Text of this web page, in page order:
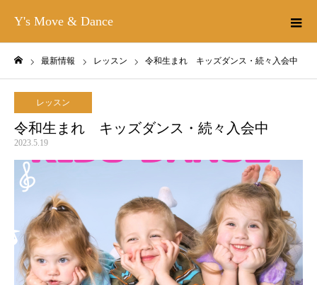
Y's Move & Dance
最新情報 レッスン 令和生まれ キッズダンス・続々入会中
レッスン
令和生まれ キッズダンス・続々入会中
2023.5.19